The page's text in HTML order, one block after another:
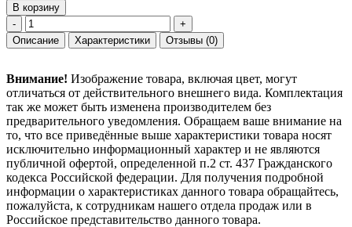
В корзину
-
+
Описание
Характеристики Отзывы (0)
Внимание! Изображение товара, включая цвет, могут
отличаться от действительного внешнего вида. Комплектация
так же может быть изменена производителем без
предварительного уведомления. Обращаем ваше внимание на
то, что все приведённые выше характеристики товара носят
исключительно информационный характер и не являются
публичной офертой, определенной п.2 ст. 437 Гражданского
кодекса Российской федерации. Для получения подробной
информации о характеристиках данного товара обращайтесь,
пожалуйста, к сотрудникам нашего отдела продаж или в
Российское представительство данного товара.